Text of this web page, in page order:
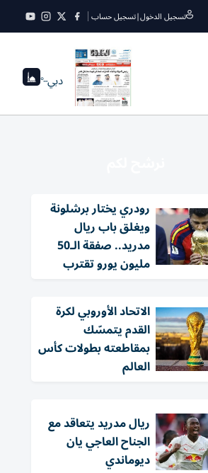
تسجيل الدخول|تسجيل حساب
دبي--°
رودري يختار برشلونة
ويغلق باب ريال
مدريد.. صفقة الـ50
مليون يورو تقترب
الاتحاد الأوروبي لكرة
القدم يتمسّك
بمقاطعته بطولات كأس
العالم
ريال مدريد يتعاقد مع
الجناح العاجي يان
ديوماندي